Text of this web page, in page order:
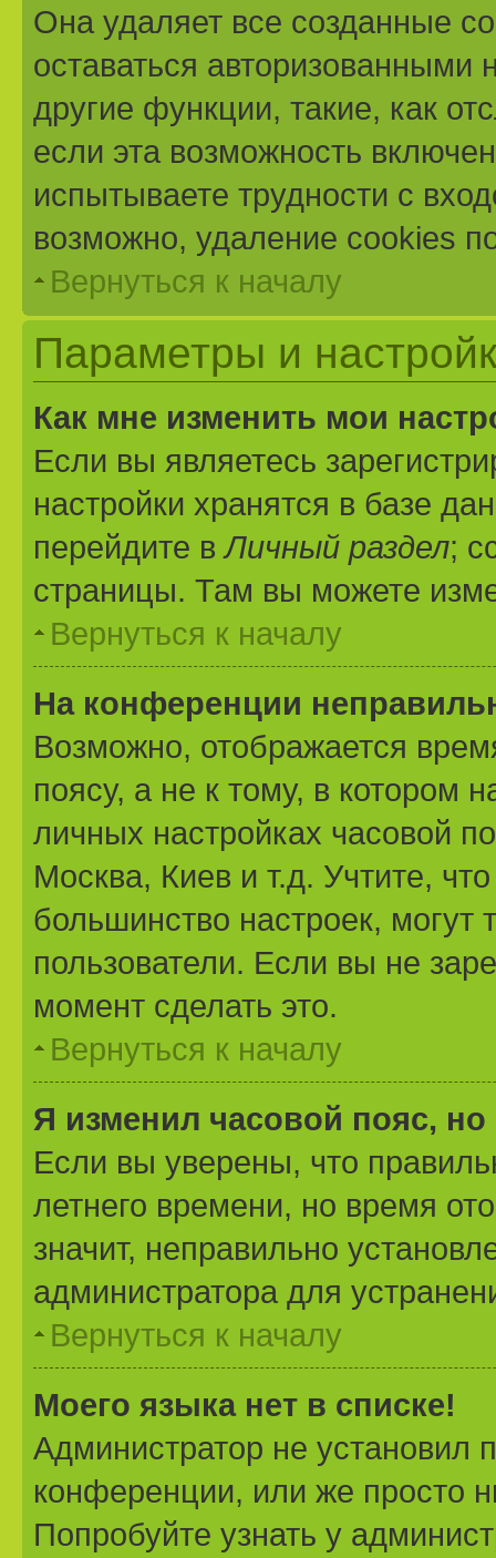
Она удаляет все созданные
оставаться
другие функции, такие, как
если эта возможность
испытываете трудности с
возможно, удаление cookies
Вернуться к началу
Параметры и
Как мне изменить мои
Если вы являетесь
настройки хранятся в базе
перейдите вЛичный раздел;
страницы. Там вы можете
Вернуться к началу
На конференции
Возможно, отображается
поясу, а не к тому, в котором
личных настройках часовой
Москва, Киев и т.д. Учтите,
большинство настроек, могут
пользователи. Если вы не
момент сделать это.
Вернуться к началу
Я изменил часовой пояс,
Если вы уверены, что
летнего времени, но время
значит, неправильно
администратора для
Вернуться к началу
Моего языка нет в списке!
Администратор не установил
конференции, или же просто
Попробуйте узнать у